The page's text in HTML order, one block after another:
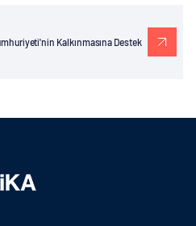
Kalkınmasına Destek